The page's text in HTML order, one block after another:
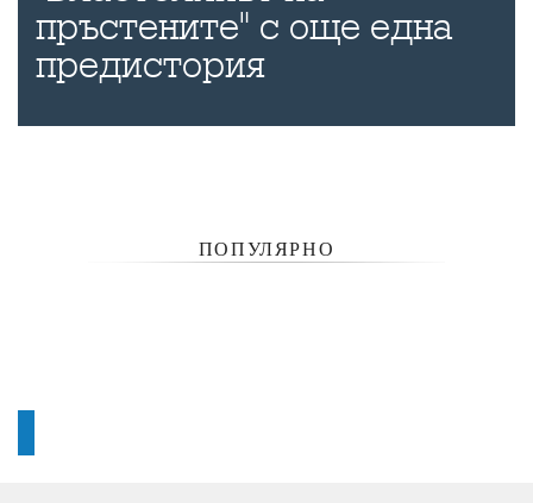
пръстените" с още една
предистория
ПОПУЛЯРНО